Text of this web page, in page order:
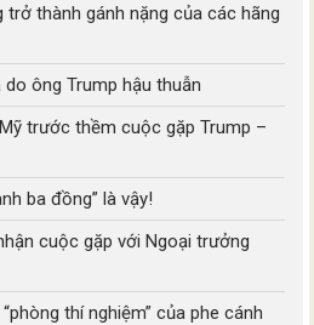
thành gánh nặng của các hãng
ông Trump hậu thuẫn
trước thềm cuộc gặp Trump –
ba đồng” là vậy!
cuộc gặp với Ngoại trưởng
thí nghiệm” của phe cánh